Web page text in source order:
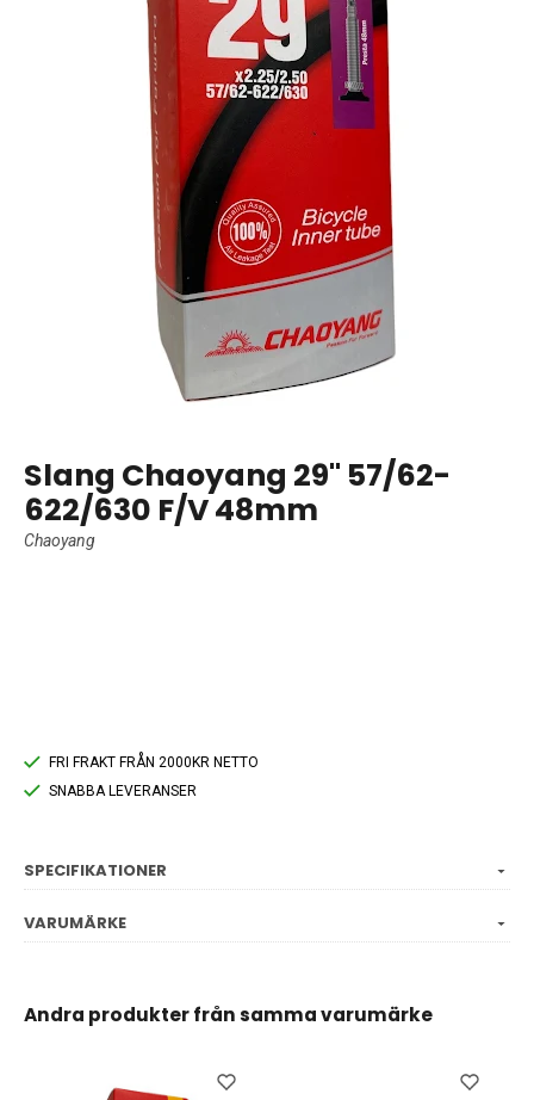
Slang Chaoyang 29" 57/62-
622/630 F/V 48mm
Chaoyang
FRI FRAKT FRÅN 2000KR NETTO
SNABBA LEVERANSER
SPECIFIKATIONER
VARUMÄRKE
Andra produkter från samma varumärke